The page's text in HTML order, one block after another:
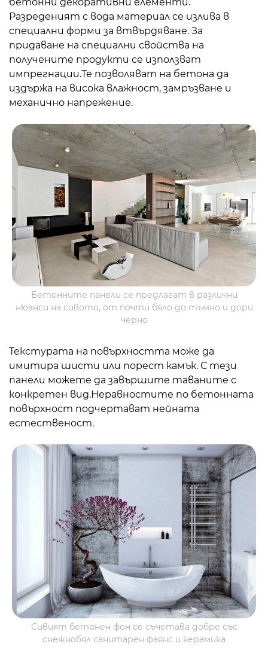
Разреденият с вода материал се излива в
специални форми за втвърдяване. За
придаване на специални свойства на
получените продукти се използват
импрегнации.Те позволяват на бетона да
издържа на висока влажност, замръзване и
механично напрежение.
Бетонните панели се предлагат в различни
нюанси на сивото, от почти бяло до тъмно и дори
черно
Текстурата на повърхността може да
имитира шисти или порест камък. С тези
панели можете да завършите таваните с
конкретен вид.Неравностите по бетонната
повърхност подчертават нейната
естественост.
Сивият бетонен фон се съчетава добре със
снежнобял санитарен фаянс и керамика